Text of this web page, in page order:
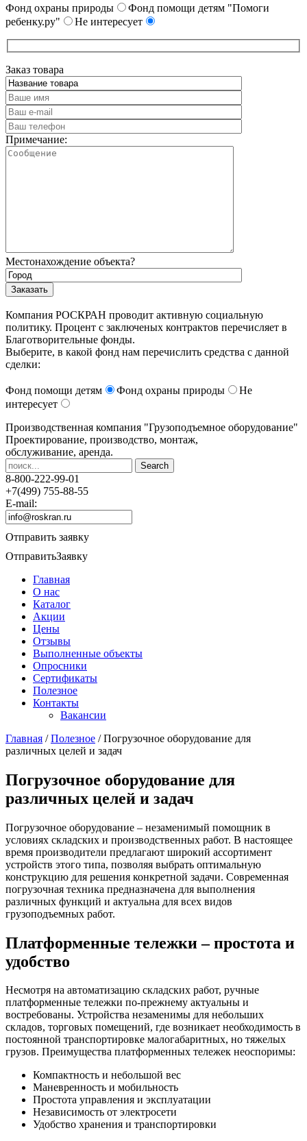
Фонд охраны природы
Фонд помощи детям "Помоги
ребенку.ру"
Не интересует
Заказ товара
Примечание:
Местонахождение объекта?
Компания РОСКРАН проводит активную социальную
политику. Процент с заключеных контрактов перечисляет в
Благотворительные фонды.
Выберите, в какой фонд нам перечислить средства с данной
сделки:
Фонд помощи детям Фонд охраны природы
Не
интересует
Производственная компания "Грузоподъемное оборудование"
Проектирование, производство, монтаж,
обслуживание, аренда.
8-800-222-99-01
+7(499) 755-88-55
E-mail:
Отправить заявку
ОтправитьЗаявку
Главная
О нас
Каталог
Акции
Цены
Отзывы
Выполненные объекты
Опросники
Сертификаты
Полезное
Контакты
Вакансии
Главная /Полезное /Погрузочное оборудование для
различных целей и задач
Погрузочное оборудование для
различных целей и задач
Погрузочное оборудование – незаменимый помощник в
условиях складских и производственных работ. В настоящее
время производители предлагают широкий ассортимент
устройств этого типа, позволяя выбрать оптимальную
конструкцию для решения конкретной задачи. Современная
погрузочная техника предназначена для выполнения
различных функций и актуальна для всех видов
грузоподъемных работ.
Платформенные тележки – простота и
удобство
Несмотря на автоматизацию складских работ, ручные
платформенные тележки по-прежнему актуальны и
востребованы. Устройства незаменимы для небольших
складов, торговых помещений, где возникает необходимость в
постоянной транспортировке малогабаритных, но тяжелых
грузов. Преимущества платформенных тележек неоспоримы:
Компактность и небольшой вес
Маневренность и мобильность
Простота управления и эксплуатации
Независимость от электросети
Удобство хранения и транспортировки